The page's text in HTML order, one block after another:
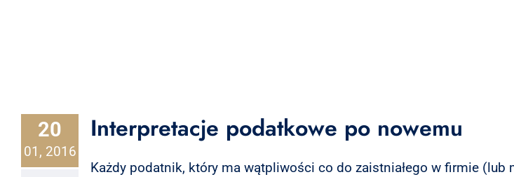
20
01, 2016
Interpretacje podatkowe po nowemu
Każdy podatnik, który ma wątpliwości co do zaistniałego w firmie